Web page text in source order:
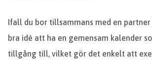
Ifall du bor tillsammans med en partner
bra idé att ha en gemensam kalender
tillgång till, vilket gör det enkelt att